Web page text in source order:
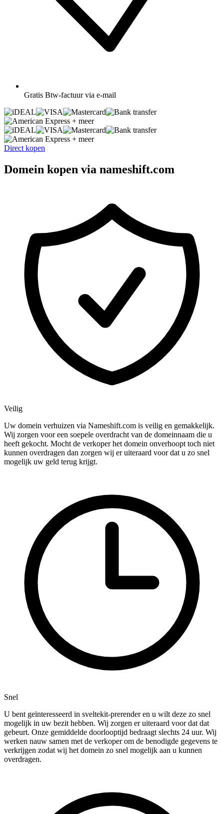
Gratis Btw-factuur via e-mail
+ meer
+ meer
Direct kopen
Domein kopen via nameshift.com
Veilig
Uw domein verhuizen via Nameshift.com is veilig en gemakkelijk.
Wij zorgen voor een soepele overdracht van de domeinnaam die u
heeft gekocht. Mocht de verkoper het domein onverhoopt toch niet
kunnen overdragen dan zorgen wij er uiteraard voor dat u zo snel
mogelijk uw geld terug krijgt.
Snel
U bent geïnteresseerd in sveltekit-prerender en u wilt deze zo snel
mogelijk in uw bezit hebben. Wij zorgen er uiteraard voor dat dat
gebeurt. Onze gemiddelde doorlooptijd bedraagt slechts 24 uur. Wij
werken nauw samen met de verkoper om de benodigde gegevens te
verkrijgen zodat wij het domein zo snel mogelijk aan u kunnen
overdragen.